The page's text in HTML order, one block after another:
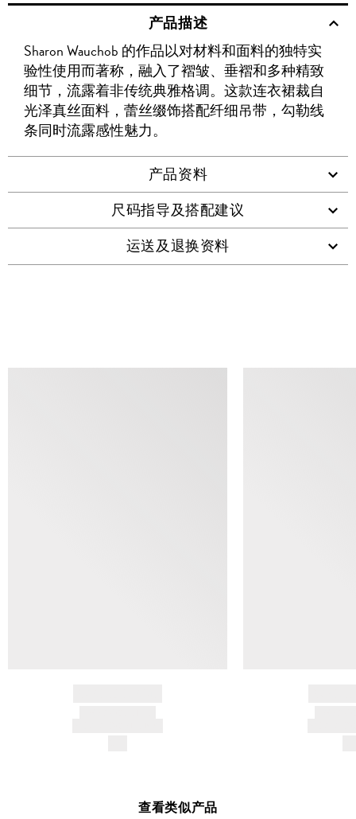
WECHATWEIBO
至
WHATSAPP
维
码
产品描述
Sharon Wauchob 的作品以对材料和面料的独特实
验性使用而著称，融入了褶皱、垂褶和多种精致
细节，流露着非传统典雅格调。这款连衣裙裁自
光泽真丝面料，蕾丝缀饰搭配纤细吊带，勾勒线
条同时流露感性魅力。
产品资料
尺码指导及搭配建议
运送及退换资料
查看类似产品